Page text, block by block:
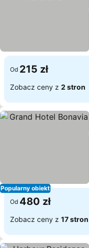
Od 215 zł
Zobacz ceny z 2 stron
Popularny obiekt
Od 480 zł
Zobacz ceny z 17 stron